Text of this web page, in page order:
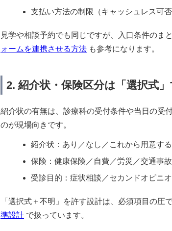
支払い方法の制限（キャッシュレス可否
見学や相談予約でも同じですが、入口条件のま
ォームを連携させる方法 も参考になります。
2. 紹介状・保険区分は「選択式
紹介状の有無は、診療科の受付条件や当日の受
のが現場向きです。
紹介状：あり／なし／これから用意す
保険：健康保険／自費／労災／交通事
受診目的：症状相談／セカンドオピニ
「選択式＋不明」を許す設計は、必須項目の
準設計 で扱っています。